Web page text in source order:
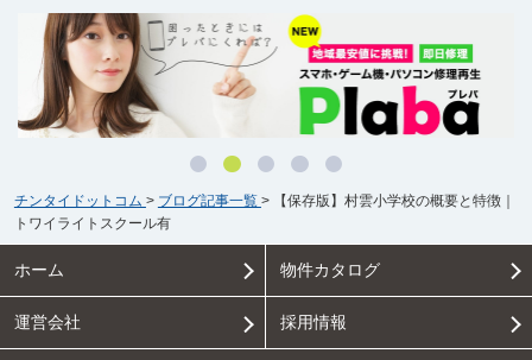
チンタイドットコム > ブログ記事一覧 >
【保存版】村雲小学校の概要と特徴｜
トワイライトスクール有
ホーム 物件カタログ
運営会社 採用情報